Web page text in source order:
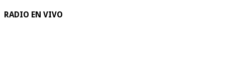
RADIO EN VIVO